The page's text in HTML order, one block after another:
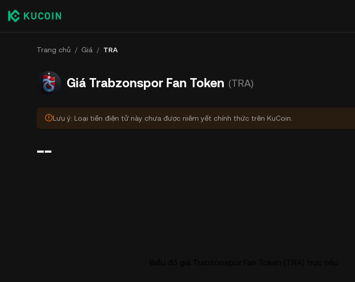
Trang chủ / Giá / TRA
Giá Trabzonspor Fan Token (TRA)
Lưu ý: Loại tiền điện tử này chưa được niêm yết chính thức trên KuCoin.
--